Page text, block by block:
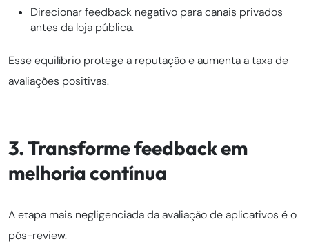
Direcionar feedback negativo para canais privados
antes da loja pública.
Esse equilíbrio protege a reputação e aumenta a taxa de
avaliações positivas.
3. Transforme feedback em
melhoria contínua
A etapa mais negligenciada da avaliação de aplicativos é o
pós-review.